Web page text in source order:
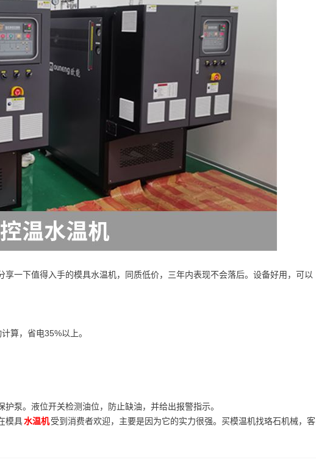
一下值得入手的模具水温机，同质低价，三年内表现不会落后。设备好用，可以
算，省电35%以上。
泵。液位开关检测油位，防止缺油，并给出报警指示。
模具水温机受到消费者欢迎，主要是因为它的实力很强。买模温机找珞石机械，客